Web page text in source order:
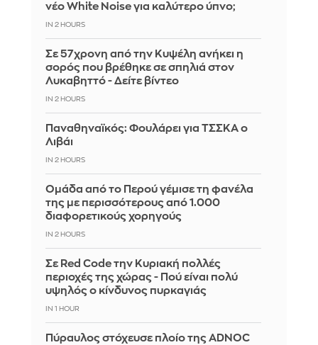
νέο White Noise για καλύτερο ύπνο;
IN 2 HOURS
Σε 57χρονη από την Κυψέλη ανήκει η
σορός που βρέθηκε σε σπηλιά στον
Λυκαβηττό - Δείτε βίντεο
IN 2 HOURS
Παναθηναϊκός: Φουλάρει για ΤΣΣΚΑ ο
Λιβάι
IN 2 HOURS
Ομάδα από το Περού γέμισε τη φανέλα
της με περισσότερους από 1.000
διαφορετικούς χορηγούς
IN 2 HOURS
Σε Red Code την Κυριακή πολλές
περιοχές της χώρας - Πού είναι πολύ
υψηλός ο κίνδυνος πυρκαγιάς
IN 1 HOUR
Πύραυλος στόχευσε πλοίο της ADNOC